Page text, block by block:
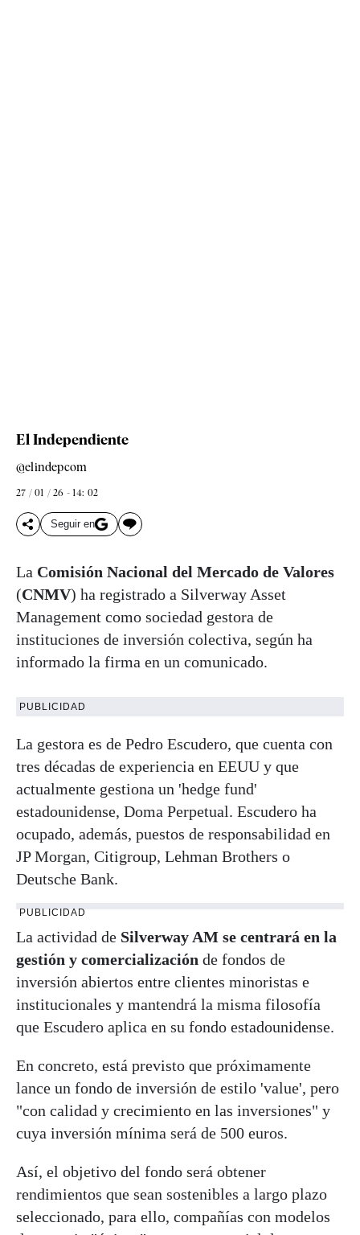
El Independiente
@elindepcom
27 / 01 / 26 - 14: 02
Seguir en
La Comisión Nacional del Mercado de Valores
(CNMV) ha registrado a Silverway Asset
Management como sociedad gestora de
instituciones de inversión colectiva, según ha
informado la firma en un comunicado.
PUBLICIDAD
La gestora es de Pedro Escudero, que cuenta con
tres décadas de experiencia en EEUU y que
actualmente gestiona un 'hedge fund'
estadounidense, Doma Perpetual. Escudero ha
ocupado, además, puestos de responsabilidad en
JP Morgan, Citigroup, Lehman Brothers o
Deutsche Bank.
PUBLICIDAD
La actividad de Silverway AM se centrará en la
gestión y comercialización de fondos de
inversión abiertos entre clientes minoristas e
institucionales y mantendrá la misma filosofía
que Escudero aplica en su fondo estadounidense.
En concreto, está previsto que próximamente
lance un fondo de inversión de estilo 'value', pero
"con calidad y crecimiento en las inversiones" y
cuya inversión mínima será de 500 euros.
Así, el objetivo del fondo será obtener
rendimientos que sean sostenibles a largo plazo
seleccionado, para ello, compañías con modelos